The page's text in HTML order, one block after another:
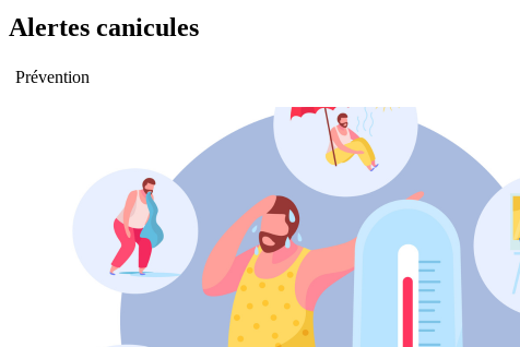
Alertes canicules
Prévention